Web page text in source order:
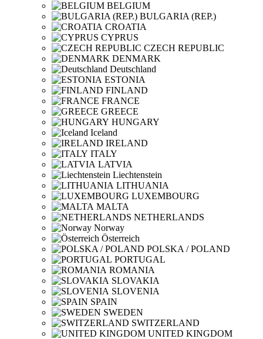
BELGIUM
BULGARIA (REP.)
CROATIA
CYPRUS
CZECH REPUBLIC
DENMARK
Deutschland
ESTONIA
FINLAND
FRANCE
GREECE
HUNGARY
Iceland
IRELAND
ITALY
LATVIA
Liechtenstein
LITHUANIA
LUXEMBOURG
MALTA
NETHERLANDS
Norway
Österreich
POLSKA / POLAND
PORTUGAL
ROMANIA
SLOVAKIA
SLOVENIA
SPAIN
SWEDEN
SWITZERLAND
UNITED KINGDOM